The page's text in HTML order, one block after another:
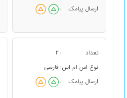
ارسال پیامک
:
تعداد :
2
نوع اس ام اس : فارسی
ارسال پیامک
: